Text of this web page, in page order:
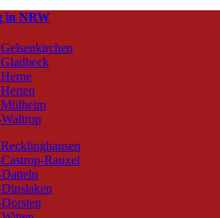
in NRW
Mülheim
Rauxel